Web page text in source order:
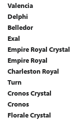
Valencia
Delphi
Belledor
Exal
Empire Royal Crystal
Empire Royal
Charleston Royal
Turn
Cronos Crystal
Cronos
Florale Crystal